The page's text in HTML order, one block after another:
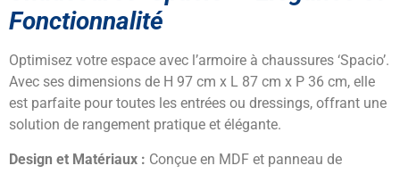
Fonctionnalité
Optimisez votre espace avec l’armoire à chaussures ‘Spacio’.
Avec ses dimensions de H 97 cm x L 87 cm x P 36 cm, elle
est parfaite pour toutes les entrées ou dressings, offrant une
solution de rangement pratique et élégante.
Design et Matériaux : Conçue en MDF et panneau de